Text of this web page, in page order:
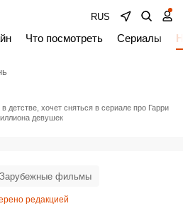
RUS
Что посмотреть Сериалы
детстве, хочет сняться в сериале про Гарри
девушек
Зарубежные фильмы
редакцией